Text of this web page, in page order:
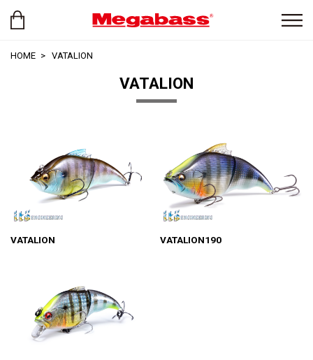
HOME VATALION
VATALION
VATALION VATALION190